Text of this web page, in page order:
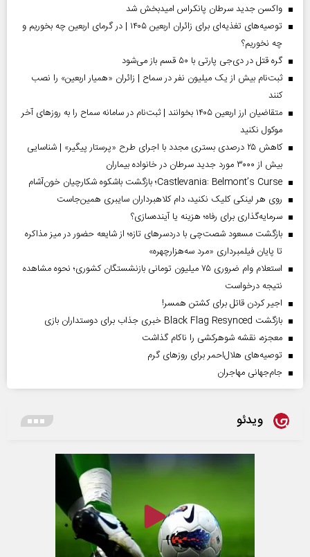
واکسن جدید سرطان پانکراس امیدبخش شد
توصیه‌های تغذیه‌ای برای زائران اربعین ۱۴۰۵ | در گرمای اربعین چه بخوریم و
چه نخوریم؟
گره قتل در دی‌جی پارتی با ۵۰ قسم باز می‌شود
ثبت‌نام بیش از یک میلیون نفر در سماح | زائران «همیار اربعین» را نصب
کنند
متقاضیان ارز اربعین ۱۴۰۵ بخوانند | ثبت‌نام در سامانه سماح را به روز‌های آخر
موکول نکنید
کاهش ۲۵ درصدی بستری مجدد با اجرای طرح «پرستار پیگیر» | شناسایی
بیش از ۳۰۰۰ مورد جدید سرطان در خانواده بیماران
Castlevania: Belmont’s Curse؛ بازگشت باشکوه شکارچیان خون‌آشام
روی هر لینکی کلیک نکنید، دام کلاهبرداران سایبری همین‌جاست
سرمایه‌گذاری برای رفاه؛ هزینه یا آینده‌سازی؟
بازگشت مسعود شصت‌چی با دردسر‌های تازه؛ از شایعه حضور در میز مذاکره
تا پایان فیلمبرداری «مرد سه‌هزارچهره»
استعلام وام ضروری ۷۵ میلیون تومانی بازنشستگان کشوری؛ نحوه مشاهده
نتیجه درخواست
اجیر کردن قاتل برای کشتن همسر!
بازگشت Black Flag Resynced خبری جذاب برای دوستداران بازی
معجزه، نقشه شوهرکشی را ناکام گذاشت
توصیه‌های هلال‌احمر برای روز‌های گرم
جام‌جهانی مهاجران
ویدئو